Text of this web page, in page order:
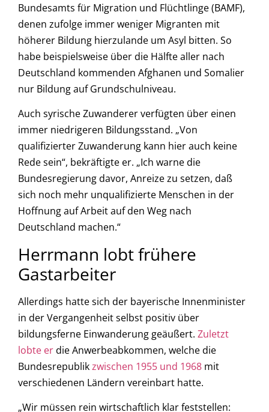
Bundesamts für Migration und Flüchtlinge (BAMF),
denen zufolge immer weniger Migranten mit
höherer Bildung hierzulande um Asyl bitten. So
habe beispielsweise über die Hälfte aller nach
Deutschland kommenden Afghanen und Somalier
nur Bildung auf Grundschulniveau.
Auch syrische Zuwanderer verfügten über einen
immer niedrigeren Bildungsstand. „Von
qualifizierter Zuwanderung kann hier auch keine
Rede sein“, bekräftigte er. „Ich warne die
Bundesregierung davor, Anreize zu setzen, daß
sich noch mehr unqualifizierte Menschen in der
Hoffnung auf Arbeit auf den Weg nach
Deutschland machen.“
Herrmann lobt frühere
Gastarbeiter
Allerdings hatte sich der bayerische Innenminister
in der Vergangenheit selbst positiv über
bildungsferne Einwanderung geäußert. Zuletzt
lobte erdie Anwerbeabkommen, welche die
Bundesrepublikzwischen 1955 und 1968 mit
verschiedenen Ländern vereinbart hatte.
„Wir müssen rein wirtschaftlich klar feststellen: